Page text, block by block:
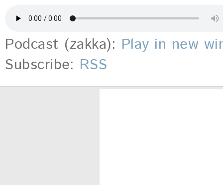
Podcast (zakka): Play in new
Subscribe: RSS